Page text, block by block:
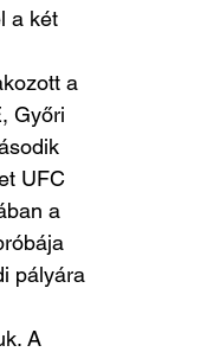
a két
a
Győri
UFC
a
pályára
A